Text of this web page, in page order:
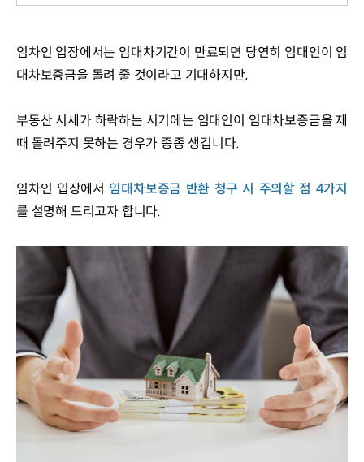
임차인 입장에서는 임대차기간이 만료되면 당연히 임대인이 임
대차보증금을 돌려 줄 것이라고 기대하지만,
부동산 시세가 하락하는 시기에는 임대인이 임대차보증금을 제
때 돌려주지 못하는 경우가 종종 생깁니다.
임차인 입장에서 임대차보증금 반환 청구 시 주의할 점 4가지
를 설명해 드리고자 합니다.